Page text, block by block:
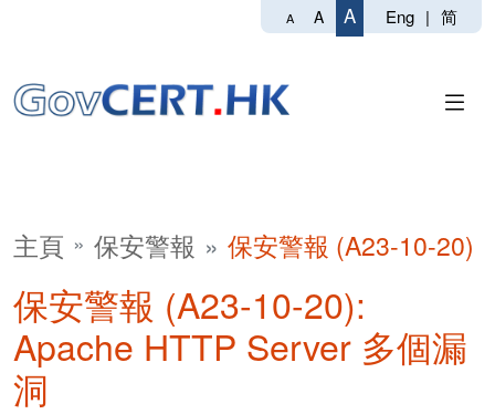
A A A Eng | 简
主頁 保安警報 保安警報 (A23-10-20)
保安警報 (A23-10-20):
Apache HTTP Server 多個漏
洞